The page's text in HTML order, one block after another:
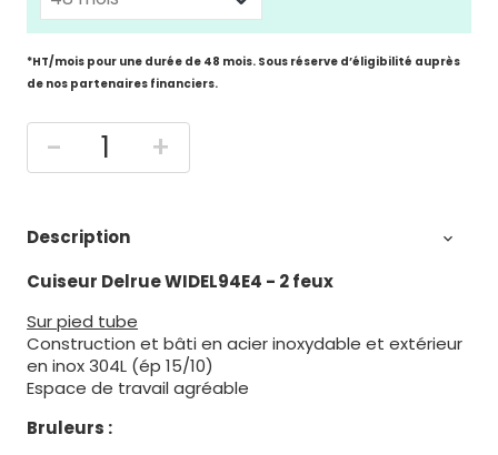
*HT/mois pour une durée de 48 mois. Sous réserve d’éligibilité auprès
de nos partenaires financiers.
- +
Description 
Cuiseur Delrue WIDEL94E4 - 2 feux
Sur pied tube
Construction et bâti en acier inoxydable et extérieur
en inox 304L (ép 15/10)
Espace de travail agréable
Bruleurs :